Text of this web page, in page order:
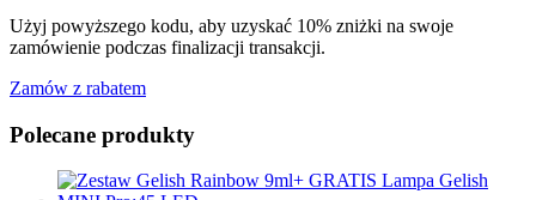
Użyj powyższego kodu, aby uzyskać 10% zniżki na swoje
zamówienie podczas finalizacji transakcji.
Zamów z rabatem
Polecane produkty